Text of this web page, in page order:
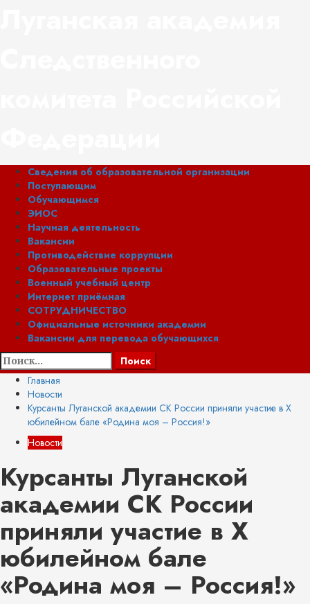
Основное
меню
Сведения об образовательной организации
Поступающим
Обучающимся
ЭИОС
Научная деятельность
Вакансии
Противодействие коррупции
Образовательные проекты
Военный учебный центр
Интернет приёмная
СОТРУДНИЧЕСТВО
Официальные источники академии
Вакансии для перевода обучающихся
Найти:
Главная
Новости
Курсанты Луганской академии СК России приняли участие в Х
юбилейном бале «Родина моя – Россия!»
Новости
Курсанты Луганской
академии СК России
приняли участие в Х
юбилейном бале
«Родина моя – Россия!»